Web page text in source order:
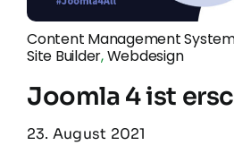
Über uns
Content Management
Site Builder,Webdesign
Joomla 4 ist
23. August 2021